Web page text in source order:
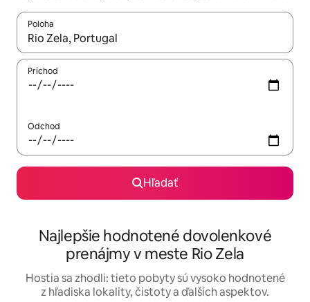
Poloha
Keď budú výsledky k dispozícii, môžete si ich prechádzať
Príchod
Odchod
Hľadať
Najlepšie hodnotené dovolenkové
prenájmy v meste Rio Zela
Hostia sa zhodli: tieto pobyty sú vysoko hodnotené
z hľadiska lokality, čistoty a ďalších aspektov.